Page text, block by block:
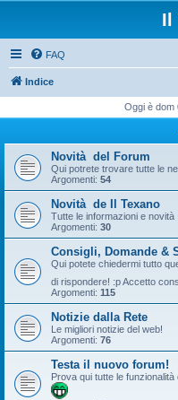
Il
FAQ
Indice
Oggi è dom
Novità del Forum
Qui potrete trovare tutte le
Argomenti: 54
Novità de Il Texano
Tutte le informazioni e
Argomenti: 30
Consigli, Domande &
Qui potete chiedermi tutto
di rispondere! :p Accetto
Argomenti: 115
Notizie dalla Rete
Le migliori notizie del web!
Argomenti: 76
Testa il nuovo forum!
Prova qui tutte le